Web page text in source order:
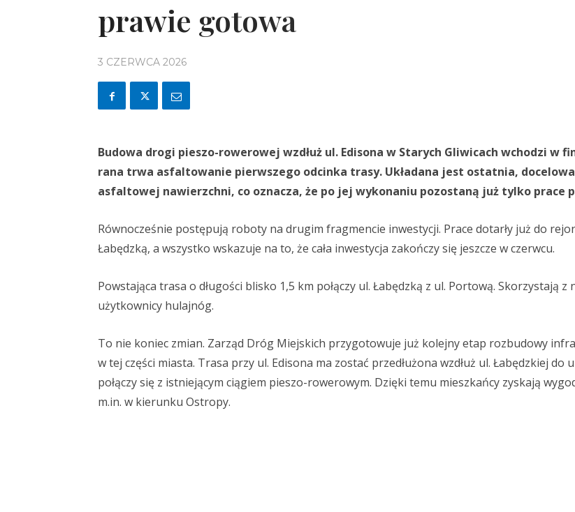
prawie gotowa
3 CZERWCA 2026
Budowa drogi pieszo-rowerowej wzdłuż ul. Edisona w Starych Gliwicach wchodzi w
rana trwa asfaltowanie pierwszego odcinka trasy. Układana jest ostatnia,
asfaltowej nawierzchni, co oznacza, że po jej wykonaniu pozostaną już tylko prace
Równocześnie postępują roboty na drugim fragmencie inwestycji. Prace dotarły już do
Łabędzką, a wszystko wskazuje na to, że cała inwestycja zakończy się jeszcze w czerwcu.
Powstająca trasa o długości blisko 1,5 km połączy ul. Łabędzką z ul. Portową. Skorzystają z
użytkownicy hulajnóg.
To nie koniec zmian. Zarząd Dróg Miejskich przygotowuje już kolejny etap rozbudowy
w tej części miasta. Trasa przy ul. Edisona ma zostać przedłużona wzdłuż ul. Łabędzkiej do
połączy się z istniejącym ciągiem pieszo-rowerowym. Dzięki temu mieszkańcy zyskają
m.in. w kierunku Ostropy.